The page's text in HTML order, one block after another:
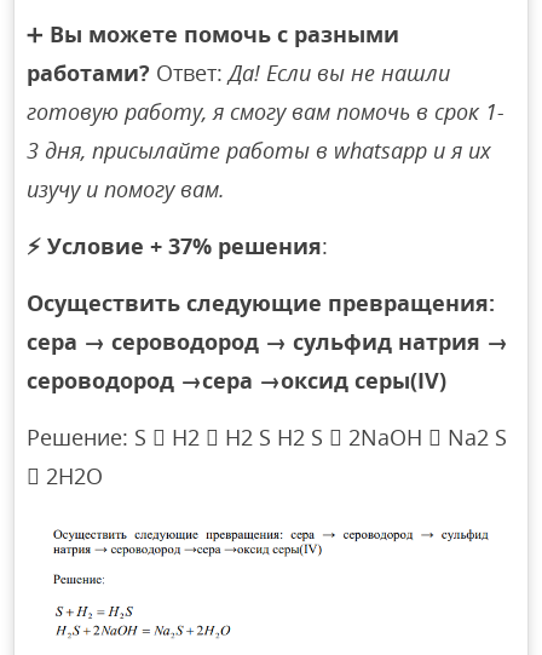
➕ Вы можете помочь с разными
работами? Ответ:Да! Если вы не нашли
готовую работу, я смогу вам помочь в срок 1-
3 дня, присылайте работы в whatsapp и я их
изучу и помогу вам.
⚡ Условие + 37% решения:
Осуществить следующие превращения:
сера → сероводород → сульфид натрия →
сероводород →сера →оксид серы(IV)
Решение: S  H2  H2 S H2 S  2NaOH  Na2 S
 2H2O